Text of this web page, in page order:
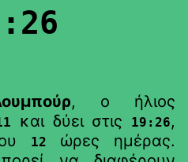
, ο ήλιος
και δύει στις 19:26,
12
ώρες ημέρας.